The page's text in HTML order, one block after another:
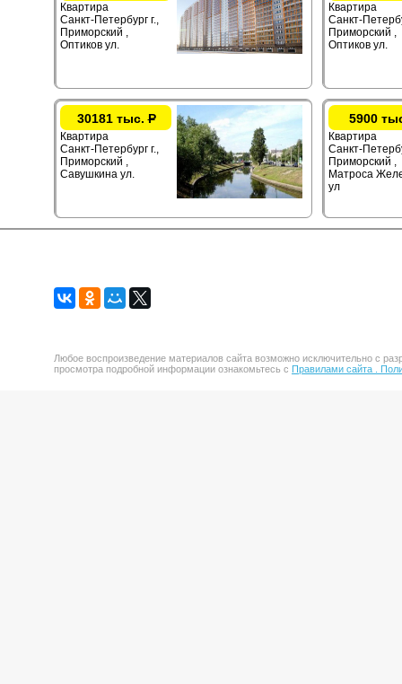
Квартира
Санкт-Петербург г.,
Приморский ,
Оптиков ул.
Квартира
Санкт-
Приморский ,
Оптиков ул.
30181 тыс.Р
Квартира
Санкт-Петербург г.,
Приморский ,
Савушкина ул.
5900
Квартира
Санкт-
Приморский ,
Матроса
ул
Любое воспроизведение материалов сайта возможно исключительно с
просмотра подробной информации ознакомьтесь с Правилами сайта .